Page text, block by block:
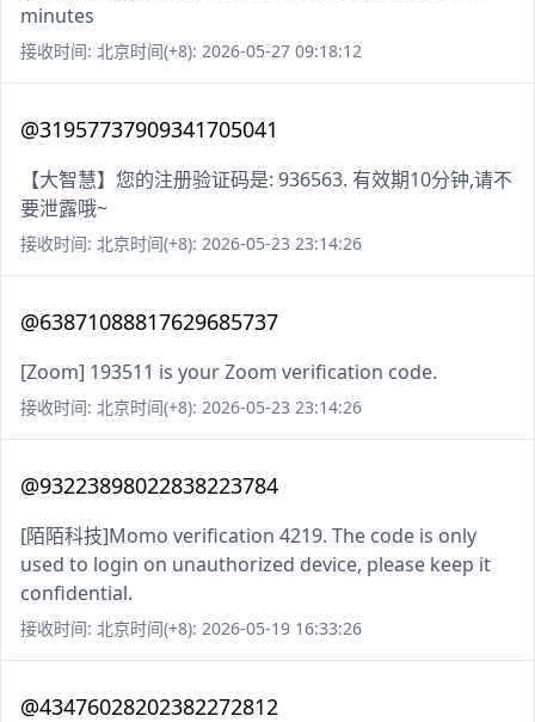
minutes
接收时间: 北京时间(+8): 2026-05-27 09:18:12
@31957737909341705041
【大智慧】您的注册验证码是: 936563. 有效期10分钟,请不
要泄露哦~
接收时间: 北京时间(+8): 2026-05-23 23:14:26
@63871088817629685737
[Zoom] 193511 is your Zoom verification code.
接收时间: 北京时间(+8): 2026-05-23 23:14:26
@93223898022838223784
[陌陌科技]Momo verification 4219. The code is only
used to login on unauthorized device, please keep it
confidential.
接收时间: 北京时间(+8): 2026-05-19 16:33:26
@43476028202382272812